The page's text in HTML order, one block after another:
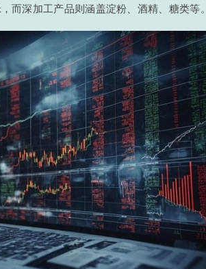
而深加工产品则涵盖淀粉、酒精、糖类等。